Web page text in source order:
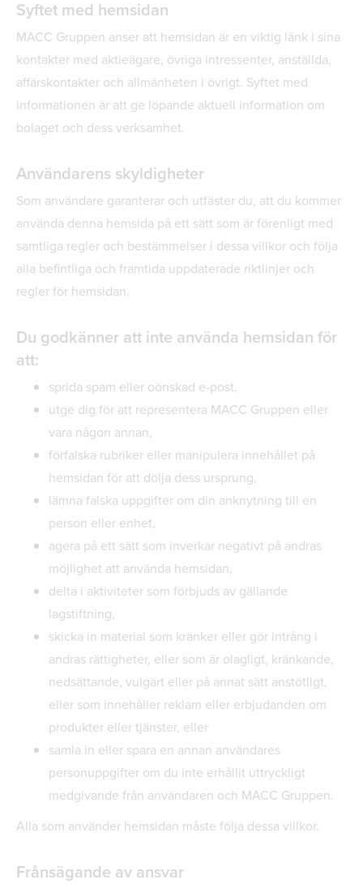
Syftet med hemsidan
MACC Gruppen anser att hemsidan är en viktig länk i sina
kontakter med aktieägare, övriga intressenter, anställda,
affärskontakter och allmänheten i övrigt. Syftet med
informationen är att ge löpande aktuell information om
bolaget och dess verksamhet.
Användarens skyldigheter
Som användare garanterar och utfäster du, att du kommer
använda denna hemsida på ett sätt som är förenligt med
samtliga regler och bestämmelser i dessa villkor och följa
alla befintliga och framtida uppdaterade riktlinjer och
regler för hemsidan.
Du godkänner att inte använda hemsidan för
att:
sprida spam eller oönskad e-post,
utge dig för att representera MACC Gruppen eller
vara någon annan,
förfalska rubriker eller manipulera innehållet på
hemsidan för att dölja dess ursprung,
lämna falska uppgifter om din anknytning till en
person eller enhet,
agera på ett sätt som inverkar negativt på andras
möjlighet att använda hemsidan,
delta i aktiviteter som förbjuds av gällande
lagstiftning,
skicka in material som kränker eller gör intrång i
andras rättigheter, eller som är olagligt, kränkande,
nedsättande, vulgärt eller på annat sätt anstötligt,
eller som innehåller reklam eller erbjudanden om
produkter eller tjänster, eller
samla in eller spara en annan användares
personuppgifter om du inte erhållit uttryckligt
medgivande från användaren och MACC Gruppen.
Alla som använder hemsidan måste följa dessa villkor.
Frånsägande av ansvar